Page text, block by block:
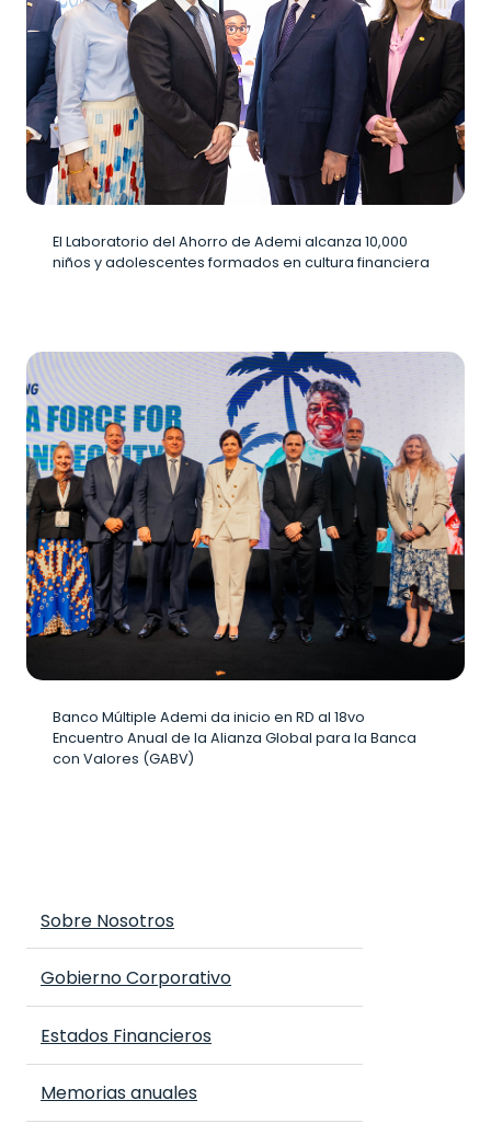
El Laboratorio del Ahorro de Ademi alcanza 10,000
niños y adolescentes formados en cultura financiera
Banco Múltiple Ademi da inicio en RD al 18vo
Encuentro Anual de la Alianza Global para la Banca
con Valores (GABV)
Sobre Nosotros
Gobierno Corporativo
Estados Financieros
Memorias anuales